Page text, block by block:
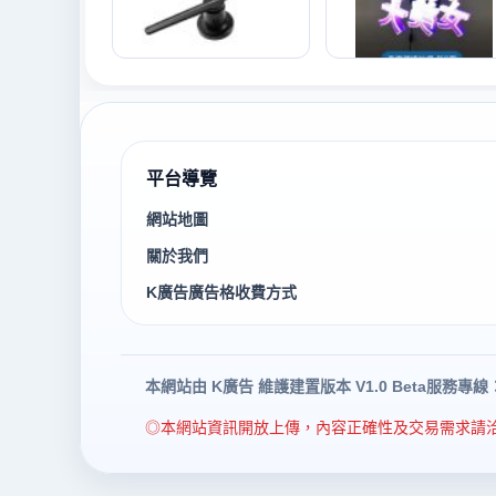
平台導覽
網站地圖
關於我們
K廣告廣告格收費方式
本網站由 K廣告 維護建置版本 V1.0 Beta服務專線
◎本網站資訊開放上傳，內容正確性及交易需求請